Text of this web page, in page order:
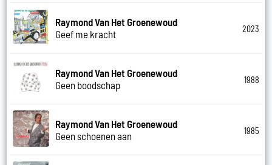
Raymond Van Het Groenewoud
Geef me kracht
2023
Raymond Van Het Groenewoud
Geen boodschap
1988
Raymond Van Het Groenewoud
Geen schoenen aan
1985